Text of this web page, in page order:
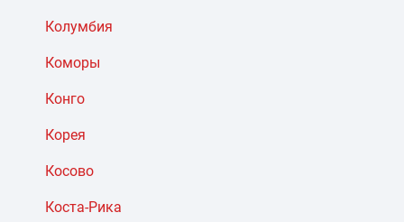
Колумбия
Коморы
Конго
Корея
Косово
Коста-Рика